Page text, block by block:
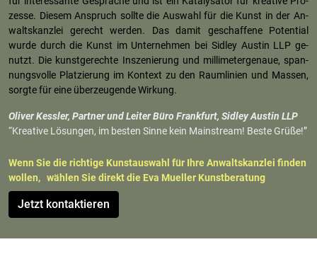
zes­se. Die­sem An­spruch soll­te die Aus­wahl für die Kunst in der An­
walts­kanz­lei ge­recht wer­den. Das damit ge­schaf­fe­ne Po­ten­ti­al
wurde durch die Kunst im Un­ter­neh­men bei Sid­ley Aus­tin LLP ge­
nutzt. Die kunst­ge­rech­te In­sze­nie­rung und mil­li­me­ter­ge­naue, span­
nungs­vol­le Plat­zie­rung im Kon­text zu den Raum­li­ni­en und Mas­sen,
sorg­te für eine über­zeu­gen­de Wir­kung.
Oli­ver Kess­ler, Part­ner und Lei­ter Büro Frank­furt, Sid­ley Aus­tin LLP
“Krea­ti­ve Lö­sun­gen, im bes­ten Sinne kein Main­stream! Beste Grüße!”
Wenn Sie die rich­ti­ge Kunst­aus­wahl für Ihre An­walts­kanz­lei fin­den
wol­len, wäh­len Sie di­rekt die Eva Mu­el­ler Kunst­be­ra­tung
Jetzt kon­tak­tie­ren